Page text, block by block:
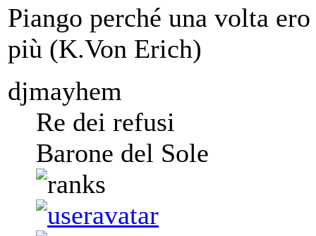
Piango perché una volta
più (K.Von Erich)
djmayhem
Re dei refusi
Barone del Sole